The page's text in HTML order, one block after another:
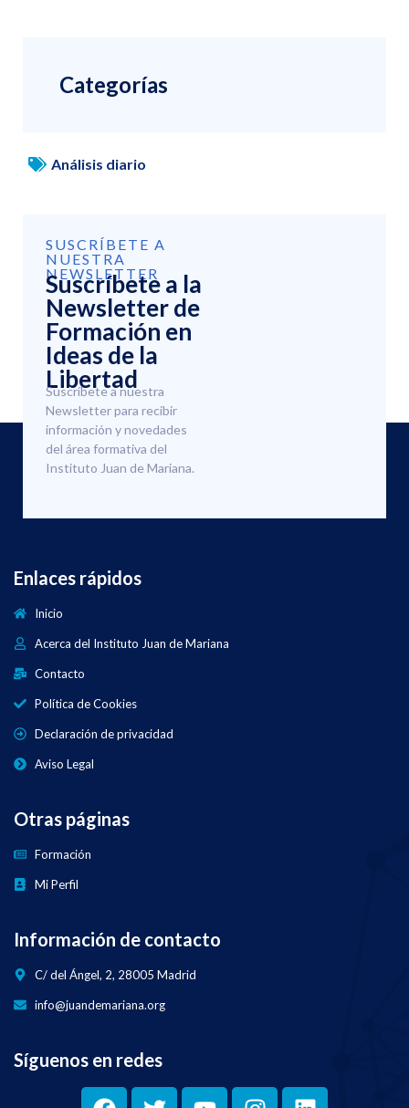
Categorías
Análisis diario
SUSCRÍBETE A
NUESTRA
NEWSLETTER
Suscríbete a la
Newsletter de
Formación en
Ideas de la
Libertad
Suscríbete a nuestra
Newsletter para recibir
información y novedades
del área formativa del
Instituto Juan de Mariana.
Enlaces rápidos
Inicio
Acerca del Instituto Juan de Mariana
Contacto
Política de Cookies
Declaración de privacidad
Aviso Legal
Otras páginas
Formación
Mi Perfil
Información de contacto
C/ del Ángel, 2, 28005 Madrid
info@juandemariana.org
Síguenos en redes